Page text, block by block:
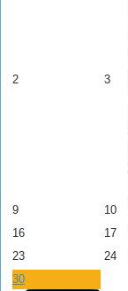
2 3
9 10
16
17
23
24
30